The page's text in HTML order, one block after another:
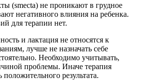
(smecta) не проникают в грудное
негативного влияния на ребенка.
для терапии нет.
и лактация не относятся к
лучше не назначать себе
Необходимо учитывать,
проблемы. Иначе терапия
положительного результата.